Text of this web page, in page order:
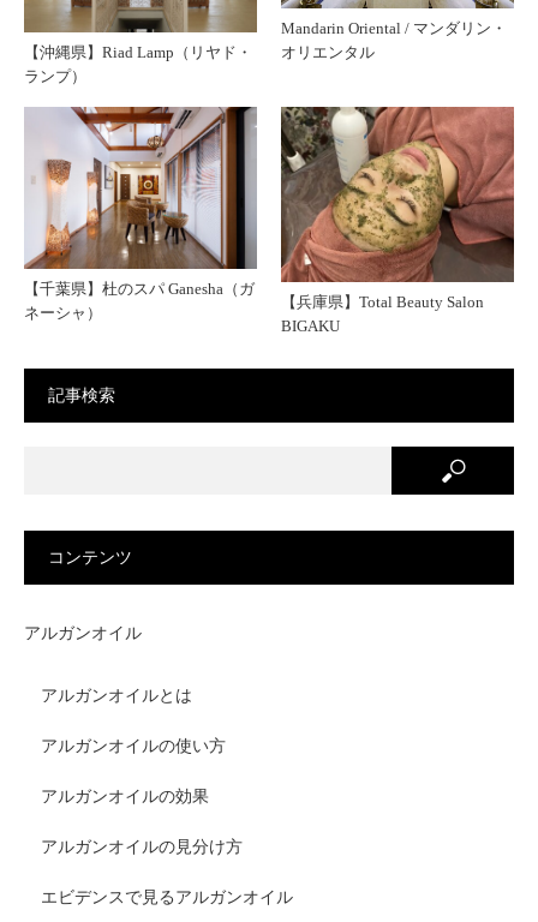
【沖縄県】Riad Lamp（リヤド・
ランプ）
Mandarin Oriental / マンダリン・
オリエンタル
【千葉県】杜のスパ Ganesha（ガ
ネーシャ）
【兵庫県】Total Beauty Salon
BIGAKU
記事検索
コンテンツ
アルガンオイル
アルガンオイルとは
アルガンオイルの使い方
アルガンオイルの効果
アルガンオイルの見分け方
エビデンスで見るアルガンオイル